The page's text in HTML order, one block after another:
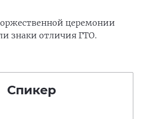
церемонии
знаки отличия ГТО.
Спикер